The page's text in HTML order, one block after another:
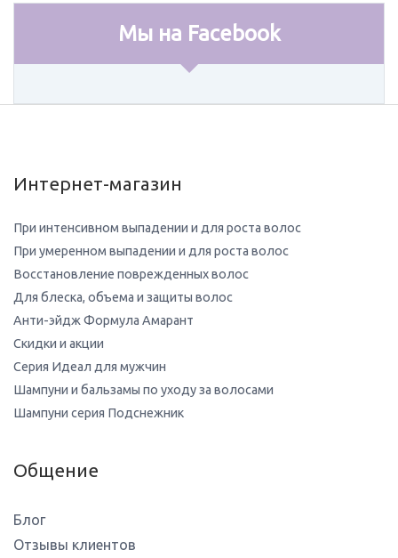
Мы на Facebook
Интернет-магазин
При интенсивном выпадении и для роста волос
При умеренном выпадении и для роста волос
Восстановление поврежденных волос
Для блеска, объема и защиты волос
Анти-эйдж Формула Амарант
Скидки и акции
Серия Идеал для мужчин
Шампуни и бальзамы по уходу за волосами
Шампуни серия Подснежник
Общение
Блог
Отзывы клиентов